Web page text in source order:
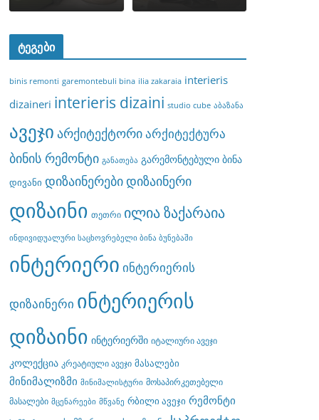
ტეგები
binis remonti garemontebuli bina ilia zakaraia interieris
dizaineri interieris dizaini studio cube აბაზანა
ავეჯი არქიტექტორიარქიტექტურა
ბინის რემონტი განათება გარემონტებული ბინა
დივანი დიზაინერებიდიზაინერი
დიზაინი თეთრი ილია ზაქარაია
ინდივიდუალური საცხოვრებელი ბინა ბუნებაში
ინტერიერი ინტერიერის
დიზაინერი ინტერიერის
დიზაინი ინტერიერში იტალიური ავეჯი
კოლექცია კრეატიული ავეჯი მასალები
მინიმალიზმი მინიმალისტური მოსაპირკეთებელი
მასალები მცენარეები მწვანე რბილი ავეჯი რემონტი